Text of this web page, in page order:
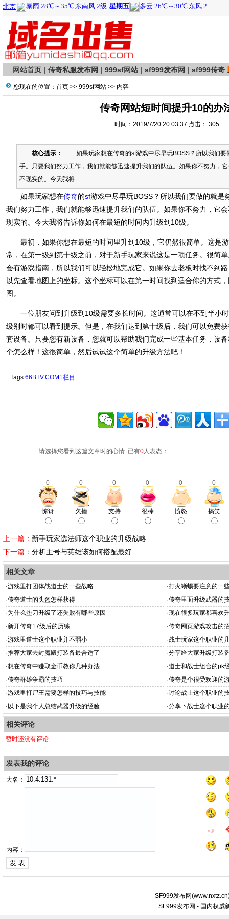
网站首页 | 传奇私服发布网 | 999sf网站 | sf999发布网 | sf999传奇
您现在的位置： 首页 >> 999sf网站 >> 内容
传奇网站短时间提升10的办
时间：2019/7/20 20:03:37 点击： 305
核心提示：
如果玩家想在传奇的sf游戏中尽早玩BOSS？所以我们要
手。只要我们努力工作，我们就能够迅速提升我们的队伍。如果你不努力，
不现实的。今天我将...
如果玩家想在传奇的sf游戏中尽早玩BOSS？所以我们要做的就是
我们努力工作，我们就能够迅速提升我们的队伍。如果你不努力，它
现实的。今天我将告诉你如何在最短的时间内升级到10级。
最初，如果你想在最短的时间里升到10级，它仍然很简单。这是
常，在第一级到第十级之前，对于新手玩家来说这是一项任务。很简
会有游戏指南，所以我们可以轻松地完成它。如果你去老板时找不到
以先查看地图上的坐标。这个坐标可以在第一时间找到适合你的方式
图。
一位朋友问到升级到10级需要多长时间。这通常可以在不到半小
级别时都可以看到提示。但是，在我们达到第十级后，我们可以免费
套设备。只要您有新设备，您就可以帮助我们完成一些基本任务，设
个怎么样！这很简单，然后试试这个简单的升级方法吧！
Tags:66BTV.COM1栏目
请选择您看到这篇文章时的心情: 已有0人表态：
0 0 0 0 0 0
惊讶 欠揍 支持 很棒 愤怒 搞笑
上一篇： 新手玩家选法师这个职业的升级战略
下一篇： 分析主号与英雄该如何搭配最好
相关文章
·游戏里打团体战道士的一些战略 ·打火蜥蜴要注意的一
·传奇道士的头盔怎样获得 ·传奇里面升级武器的
·为什么垫刀升级了还失败有哪些原因 ·现在很多玩家都喜欢
·新开传奇17级后的历练 ·传奇网页游戏攻击的
·游戏里道士这个职业并不弱小 ·战士玩家这个职业的
·推荐大家去封魔殿打装备最合适了 ·分享给大家升级打装
·想在传奇中赚取金币教你几种办法 ·道士和战士组合的pk
·传奇群雄争霸的技巧 ·传奇是个很受欢迎的
·游戏里打尸王需要怎样的技巧与技能 ·讨论战士这个职业的
· 以下是我个人总结武器升级的经验 ·分享下战士这个职业
相关评论
暂时还没有评论
发表我的评论
大名：
内容：
SF999发布网(www.nxtz.cn
SF999发布网 - 国内权威